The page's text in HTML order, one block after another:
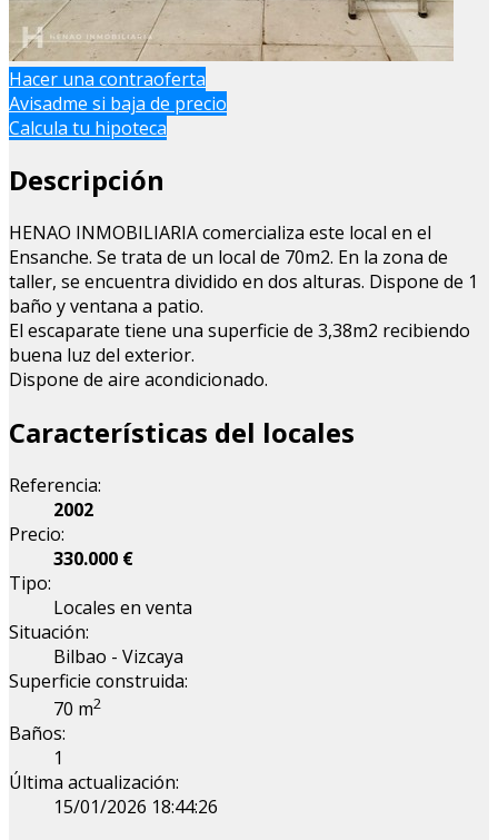
Hacer una contraoferta
Avisadme si baja de precio
Calcula tu hipoteca
Descripción
HENAO INMOBILIARIA comercializa este local en el
Ensanche. Se trata de un local de 70m2. En la zona de
taller, se encuentra dividido en dos alturas. Dispone de 1
baño y ventana a patio.
El escaparate tiene una superficie de 3,38m2 recibiendo
buena luz del exterior.
Dispone de aire acondicionado.
Características del locales
Referencia:
2002
Precio:
330.000 €
Tipo:
Locales en venta
Situación:
Bilbao - Vizcaya
Superficie construida:
70 m2
Baños:
1
Última actualización:
15/01/2026 18:44:26